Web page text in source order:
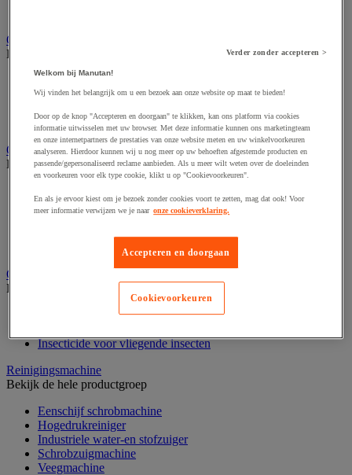
Onderdelen voor sanitair, douche en badkamer
Bekijk de hele productgroep
Douche apparatuur
Onderdelen voor badkamer
Sanitaire uitrusting
Onderhoudsproduct
Bekijk de hele productgroep
Sanitair schoonmaakmiddel
Vaatwasmiddel
Wasmiddel en -verzachter
Ongediertebestrijding
Bekijk de hele productgroep
Insectenverdelger en vernietiger
Insecticide voor vliegende insecten
Reinigingsmachine
Bekijk de hele productgroep
Eenschijf schrobmachine
Hogedrukreiniger
Industriele water-en stofzuiger
Schrobzuigmachine
Veegmachine
Verder zonder accepteren >
Welkom bij Manutan!
Wij vinden het belangrijk om u een bezoek aan onze website op maat te bieden!
Door op de knop "Accepteren en doorgaan" te klikken, kan ons platform via cookies
informatie uitwisselen met uw browser. Met deze informatie kunnen ons marketingteam
en onze internetpartners de prestaties van onze website meten en uw winkelvoorkeuren
analyseren. Hierdoor kunnen wij u nog meer op uw behoeften afgestemde producten en
passende/gepersonaliseerd reclame aanbieden. Als u meer wilt weten over de doeleinden
en voorkeuren voor elk type cookie, klikt u op "Cookievoorkeuren".
En als je ervoor kiest om je bezoek zonder cookies voort te zetten, mag dat ook! Voor
meer informatie verwijzen we je naar onze cookieverklaring.
Accepteren en doorgaan
Cookievoorkeuren